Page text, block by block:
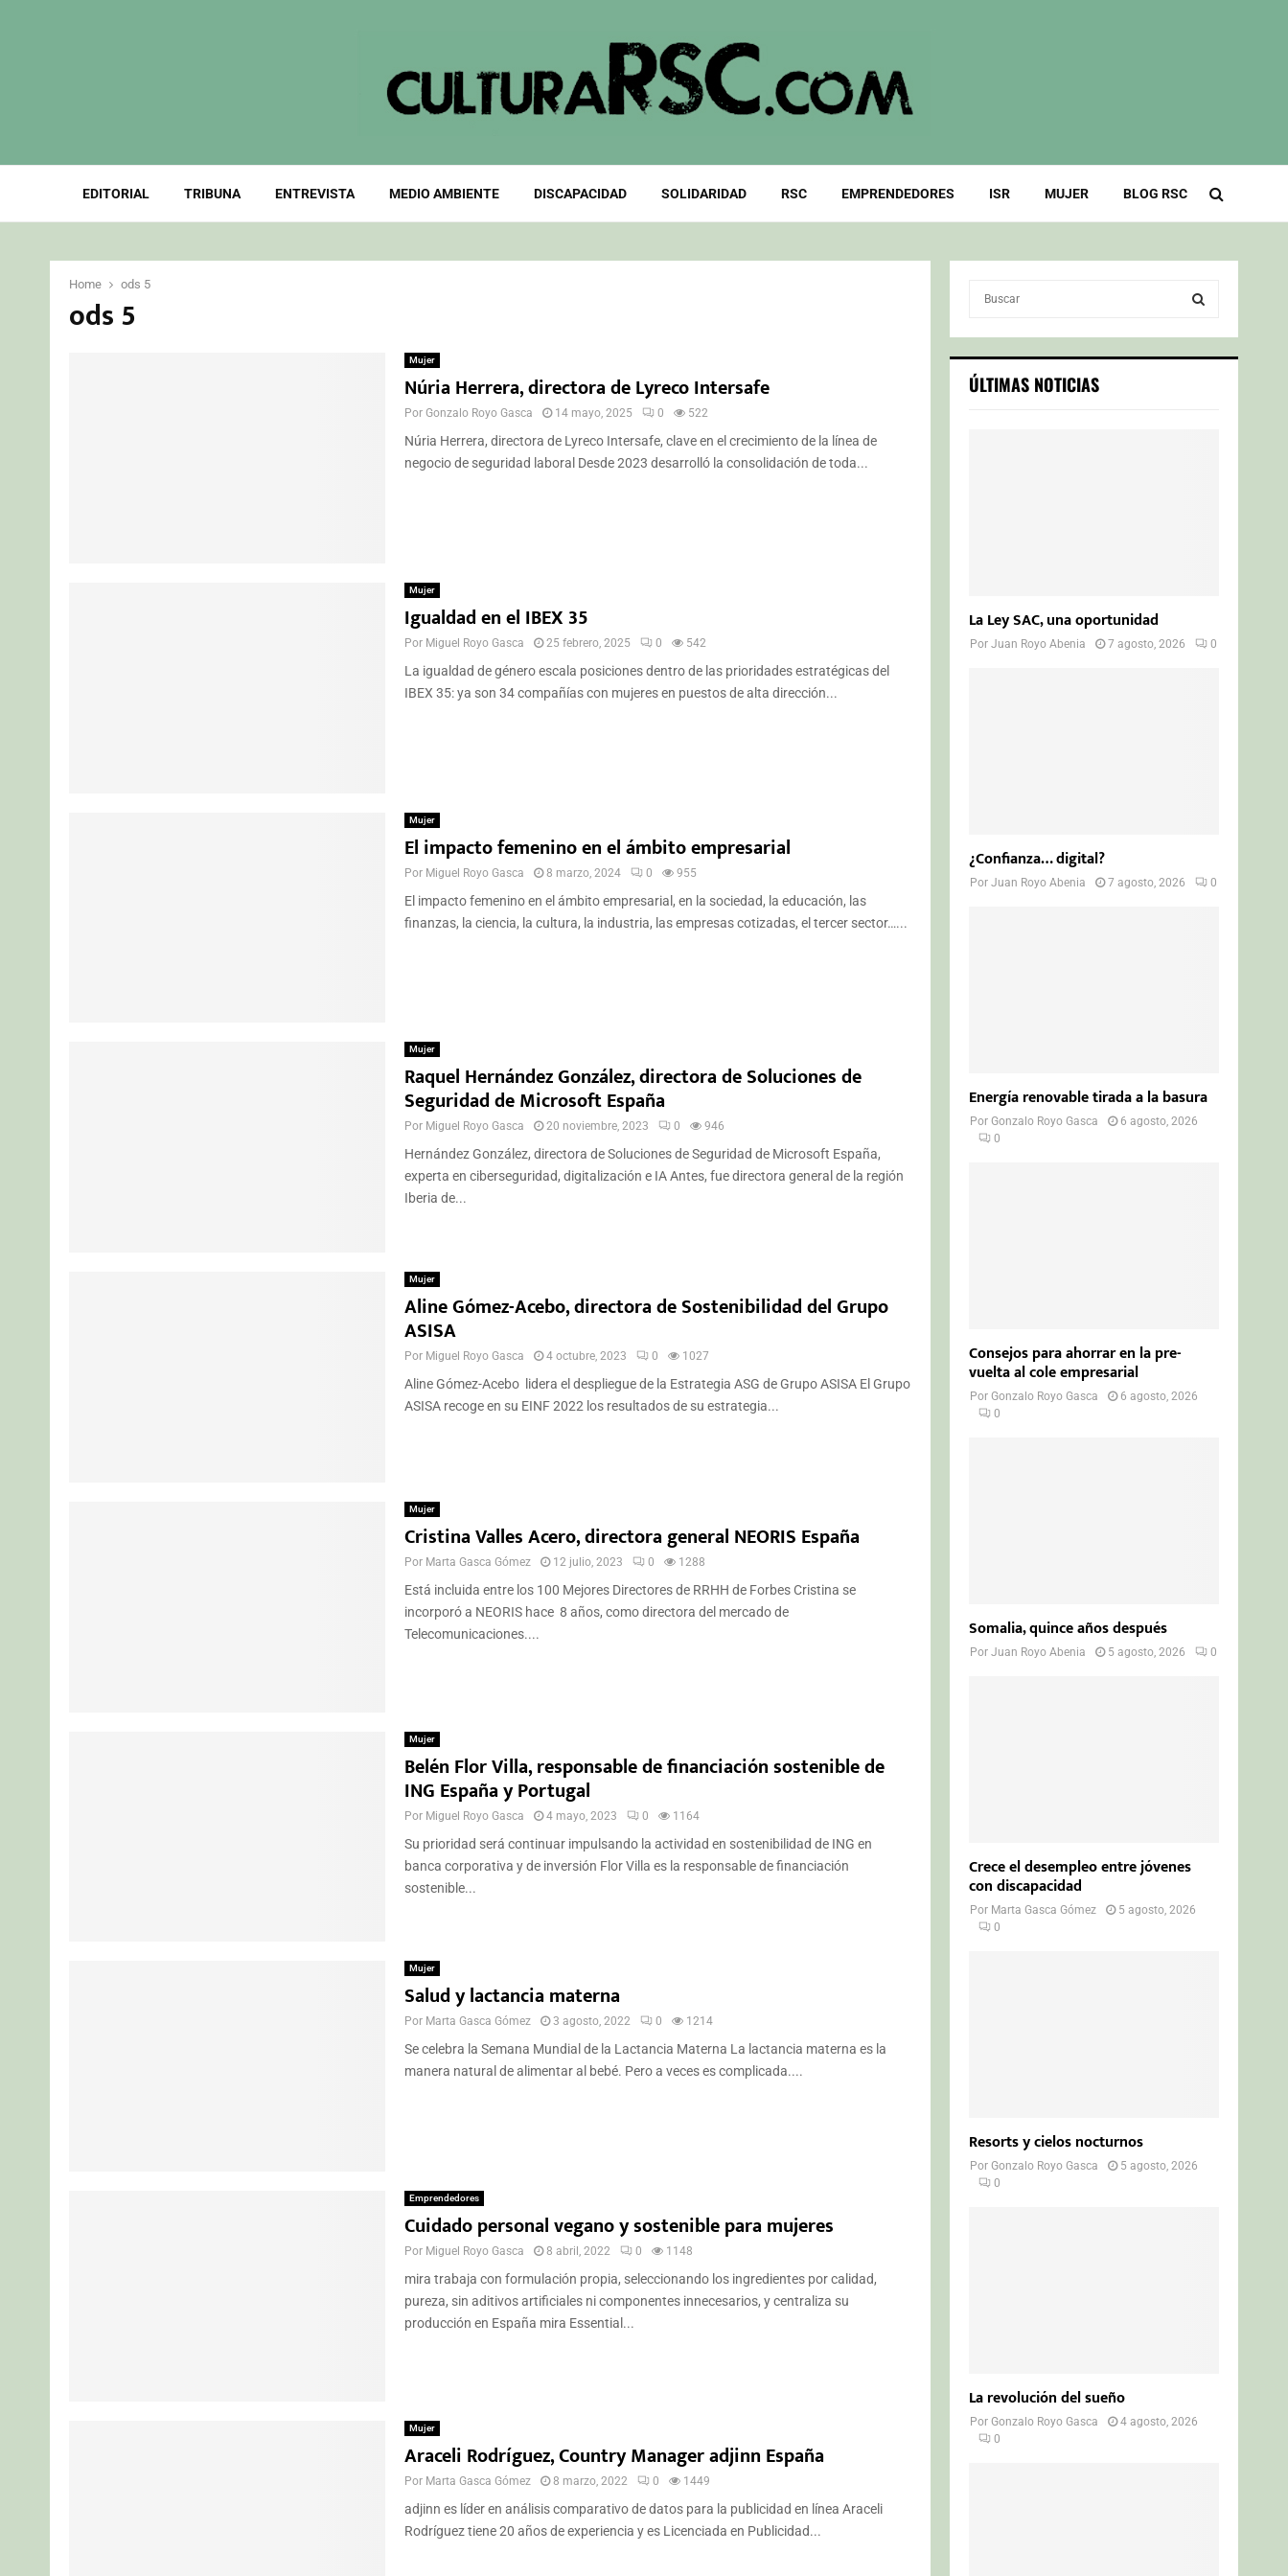
EDITORIAL TRIBUNA ENTREVISTA MEDIO AMBIENTE DISCAPACIDAD SOLIDARIDAD RSC EMPRENDEDORES ISR MUJER BLOG RSC
Home ods 5
ods 5
Mujer
Núria Herrera, directora de Lyreco Intersafe
Por Gonzalo Royo Gasca 14 mayo, 2025 0 522
Núria Herrera, directora de Lyreco Intersafe, clave en el crecimiento de la línea de
negocio de seguridad laboral Desde 2023 desarrolló la consolidación de toda...
Mujer
Igualdad en el IBEX 35
Por Miguel Royo Gasca 25 febrero, 2025 0 542
La igualdad de género escala posiciones dentro de las prioridades estratégicas del
IBEX 35: ya son 34 compañías con mujeres en puestos de alta dirección...
Mujer
El impacto femenino en el ámbito empresarial
Por Miguel Royo Gasca 8 marzo, 2024 0 955
El impacto femenino en el ámbito empresarial, en la sociedad, la educación, las
finanzas, la ciencia, la cultura, la industria, las empresas cotizadas, el tercer sector…...
Mujer
Raquel Hernández González, directora de Soluciones de
Seguridad de Microsoft España
Por Miguel Royo Gasca 20 noviembre, 2023 0 946
Hernández González, directora de Soluciones de Seguridad de Microsoft España,
experta en ciberseguridad, digitalización e IA Antes, fue directora general de la región
Iberia de...
Mujer
Aline Gómez-Acebo, directora de Sostenibilidad del Grupo
ASISA
Por Miguel Royo Gasca 4 octubre, 2023 0 1027
Aline Gómez-Acebo lidera el despliegue de la Estrategia ASG de Grupo ASISA El Grupo
ASISA recoge en su EINF 2022 los resultados de su estrategia...
Mujer
Cristina Valles Acero, directora general NEORIS España
Por Marta Gasca Gómez 12 julio, 2023 0 1288
Está incluida entre los 100 Mejores Directores de RRHH de Forbes Cristina se
incorporó a NEORIS hace 8 años, como directora del mercado de
Telecomunicaciones....
Mujer
Belén Flor Villa, responsable de financiación sostenible de
ING España y Portugal
Por Miguel Royo Gasca 4 mayo, 2023 0 1164
Su prioridad será continuar impulsando la actividad en sostenibilidad de ING en
banca corporativa y de inversión Flor Villa es la responsable de financiación
sostenible...
Mujer
Salud y lactancia materna
Por Marta Gasca Gómez 3 agosto, 2022 0 1214
Se celebra la Semana Mundial de la Lactancia Materna La lactancia materna es la
manera natural de alimentar al bebé. Pero a veces es complicada....
Emprendedores
Cuidado personal vegano y sostenible para mujeres
Por Miguel Royo Gasca 8 abril, 2022 0 1148
mira trabaja con formulación propia, seleccionando los ingredientes por calidad,
pureza, sin aditivos artificiales ni componentes innecesarios, y centraliza su
producción en España mira Essential...
Mujer
Araceli Rodríguez, Country Manager adjinn España
Por Marta Gasca Gómez 8 marzo, 2022 0 1449
adjinn es líder en análisis comparativo de datos para la publicidad en línea Araceli
Rodríguez tiene 20 años de experiencia y es Licenciada en Publicidad...
c
h
S
ÚLTIMAS NOTICIAS
La Ley SAC, una oportunidad
PorJuan Royo Abenia 7 agosto, 2026 0
¿Confianza… digital?
PorJuan Royo Abenia 7 agosto, 2026 0
Energía renovable tirada a la basura
PorGonzalo Royo Gasca
6 agosto, 2026
0
Consejos para ahorrar en la pre-
vuelta al cole empresarial
PorGonzalo Royo Gasca
6 agosto, 2026
0
Somalia, quince años después
PorJuan Royo Abenia 5 agosto, 2026 0
Crece el desempleo entre jóvenes
con discapacidad
Por Marta Gasca Gómez
5 agosto, 2026
0
Resorts y cielos nocturnos
PorGonzalo Royo Gasca
5 agosto, 2026
0
La revolución del sueño
PorGonzalo Royo Gasca
4 agosto, 2026
0